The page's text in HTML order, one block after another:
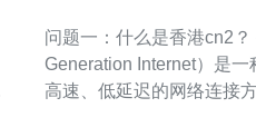
问题一：什么是香港cn2
Generation Internet）是
高速、低延迟的网络连接